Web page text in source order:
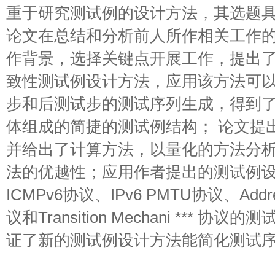
重于研究测试例的设计方法，其选题
论文在总结和分析前人所作相关工作
作背景，选择关键点开展工作，提出
致性测试例设计方法，应用该方法可
步和后测试步的测试序列生成，得到
体组成的简捷的测试例结构； 论文提
并给出了计算方法，以量化的方法分
法的优越性；应用作者提出的测试例
ICMPv6协议、IPv6 PMTU协议、
议和Transition Mechani *** 协议的测
证了新的测试例设计方法能简化测试